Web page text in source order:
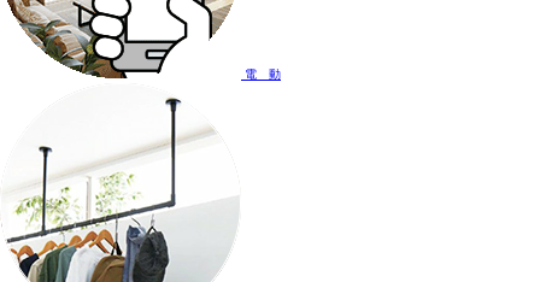
電 動